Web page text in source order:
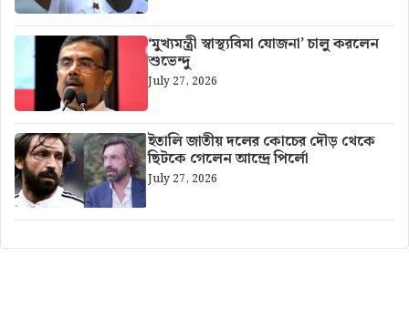
‘মুখ্যমন্ত্রী স্বাস্থ্যবিমা যোজনা’ চালু করলেন
শুভেন্দু
July 27, 2026
ইতালি জাতীয় দলের কোচের দৌড় থেকে
ছিটকে গেলেন আন্দ্রে পির্লো
July 27, 2026